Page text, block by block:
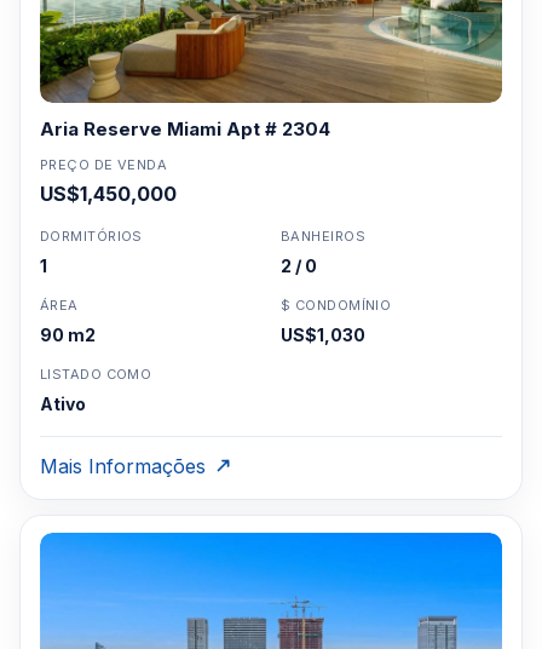
Aria Reserve Miami Apt # 2304
PREÇO DE VENDA
US$1,450,000
DORMITÓRIOS
1
BANHEIROS
2 / 0
ÁREA
90 m2
$ CONDOMÍNIO
US$1,030
LISTADO COMO
Ativo
Mais Informações